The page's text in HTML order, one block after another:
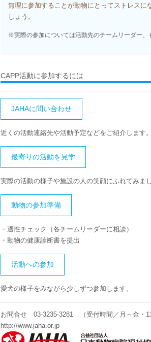
無理に参加することが動物にとってストレスに
しょう。
※実際の参加については活動先のチームリーダー、
CAPP活動に参加するには
JAHAに問い合わせ
近くの活動連絡先や活動予定などをご紹介します。
最寄りの活動を見学
実際の活動の様子や施設の人の笑顔にふれてみまし
動物の参加準備
・適性チェック（各チームリーダーに相談）
・動物の健康診断書を提出
活動への参加
愛犬の様子をみながら少しずつ参加します。
お問合せ 03-3235-3281 （受付時間／月～金・13
http://www.jaha.or.jp